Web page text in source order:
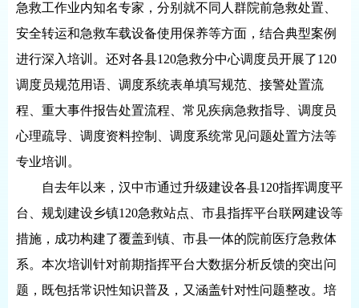
急救工作业内知名专家，分别就不同人群院前急救处置、
安全转运和急救车载设备使用保养等方面，结合典型案例
进行深入培训。还对各县120急救分中心调度员开展了120
调度员规范用语、调度系统表单填写规范、接警处置流
程、重大事件报告处置流程、常见疾病急救指导、调度员
心理疏导、调度资料控制、调度系统常见问题处置方法等
专业培训。
自去年以来，汉中市通过升级建设各县120指挥调度平
台、规划建设乡镇120急救站点、市县指挥平台联网建设等
措施，成功构建了覆盖到镇、市县一体的院前医疗急救体
系。本次培训针对前期指挥平台大数据分析反馈的突出问
题，既包括常识性知识普及，又涵盖针对性问题整改。培